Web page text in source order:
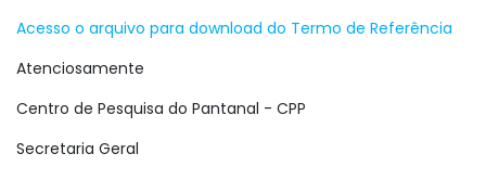
Acesso o arquivo para download do Termo de Referência
Atenciosamente
Centro de Pesquisa do Pantanal - CPP
Secretaria Geral